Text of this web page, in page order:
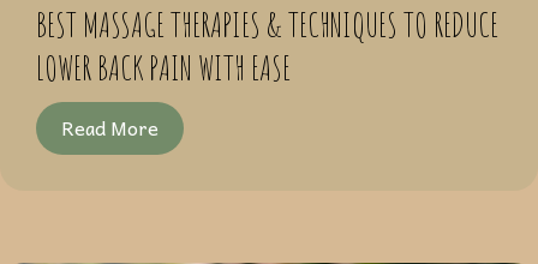
BEST MASSAGE THERAPIES & TECHNIQUES TO REDUCE
LOWER BACK PAIN WITH EASE
Read More